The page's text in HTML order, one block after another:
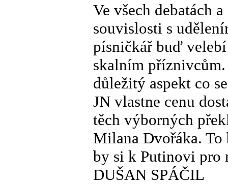
Ve všech debatách
souvislosti s
písničkář buď
skalním
důležitý aspekt co
JN vlastne cenu
těch výborných
Milana Dvořáka.
by si k Putinovi pro
DUŠAN SPÁČIL